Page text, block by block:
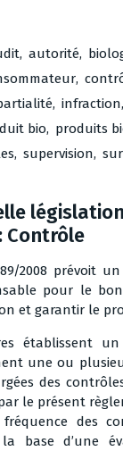
, autorité,
,
, infraction,
bio, produits
, supervision,
législation
Contrôle
2008 prévoit un
pour le
et garantir le
établissent
une ou
des
le présent
des
base d’une